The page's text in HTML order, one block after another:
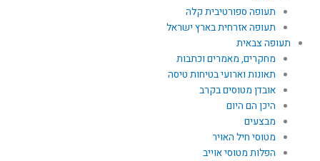
תעופה ספורטיבית קלה
תעופה אזרחית בארץ ישראל
תעופה צבאית
מחקרים, מאמרים וכתבות
תאונות וארועי בטיחות טיסה
אובדן מטוסים בקרב
היכן הם היום
מבצעים
מטוסי חיל האויר
הפלות מטוסי אוייב